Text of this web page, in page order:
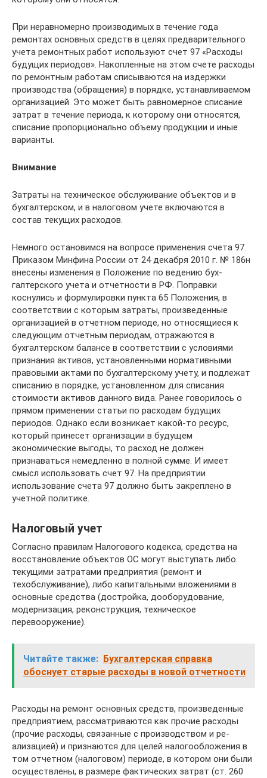
При неравномерно производимых в те­чение года
ремонтах основных средств в целях предварительного
учета ремонт­ных работ используют счет 97 «Расходы
будущих периодов». Накопленные на этом счете расходы
по ремонтным работам списываются на издержки
производства (обращения) в порядке, устанавливаемом
организацией. Это может быть равномер­ное списание
затрат в течение периода, к которому они относятся,
списание про­порционально объему продукции и иные
варианты.
Внимание
Затраты на техническое обслуживание объектов и в
бухгалтерском, и в налоговом учете включаются в
состав текущих расходов.
Немного остановимся на вопросе при­менения счета 97.
Приказом Минфина Рос­сии от 24 декабря 2010 г. № 186н
внесены изменения в Положение по ведению бух­
галтерского учета и отчетности в РФ. По­правки
коснулись и формулировки пункта 65 Положения, в
соответствии с кото­рым затраты, произведенные
организацией в отчетном периоде, но относящиеся к
сле­дующим отчетным периодам, отражаются в
бухгалтерском балансе в соответствии с условиями
признания активов, установ­ленными нормативными
правовыми акта­ми по бухгалтерскому учету, и подлежат
списанию в порядке, установленном для списания
стоимости активов данного ви­да. Ранее говорилось о
прямом примене­нии статьи по расходам будущих
периодов. Однако если возникает какой-то ресурс,
который принесет организации в буду­щем
экономические выгоды, то расход не должен
признаваться немедленно в пол­ной сумме. И имеет
смысл использовать счет 97. На предприятии
использование счета 97 должно быть закреплено в
учет­ной политике.
Налоговый учет
Согласно правилам Налогового кодекса, средства на
восстановление объектов ОС могут выступать либо
текущими затратами предприятия (ремонт и
техобслуживание), либо капитальными вложениями в
основ­ные средства (достройка, дооборудование,
модернизация, реконструкция, техниче­ское
перевооружение).
Читайте также: Бухгалтерская справка
обоснует старые расходы в новой отчетности
Расходы на ремонт основных средств, произведенные
предприятием, рассма­триваются как прочие расходы
(прочие расходы, связанные с производством и ре­
ализацией) и признаются для целей на­логообложения в
том отчетном (налого­вом) периоде, в котором они были
осу­ществлены, в размере фактических затрат (ст. 260